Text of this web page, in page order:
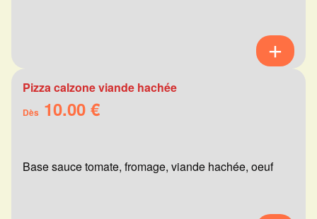
Pizza calzone viande hachée
Dès 10.00 €
Base sauce tomate, fromage, viande hachée, oeuf